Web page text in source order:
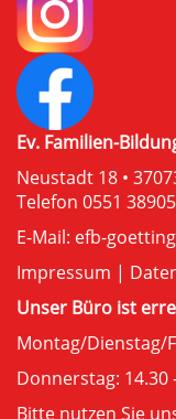
Ev. Familien-
Neustadt 18 •
Telefon 0551
E-Mail: efb-
Impressum |
Unser Büro ist
Montag/Dienstag/
Donnerstag: 14.30
Bitte nutzen Sie